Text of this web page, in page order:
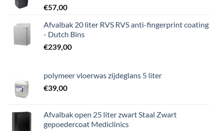
€57,00
Afvalbak 20 liter RVS RVS anti-fingerprint coating
- Dutch Bins
€239,00
polymeer vloerwas zijdeglans 5 liter
€39,00
Afvalbak open 25 liter zwart Staal Zwart
gepoedercoat Mediclinics